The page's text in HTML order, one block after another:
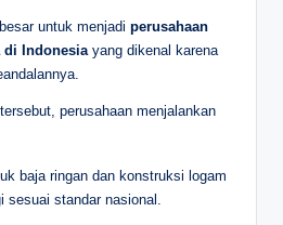
untuk menjadi perusahaan
di Indonesia yang dikenal karena
perusahaan menjalankan
baja ringan dan konstruksi logam
sesuai standar nasional.